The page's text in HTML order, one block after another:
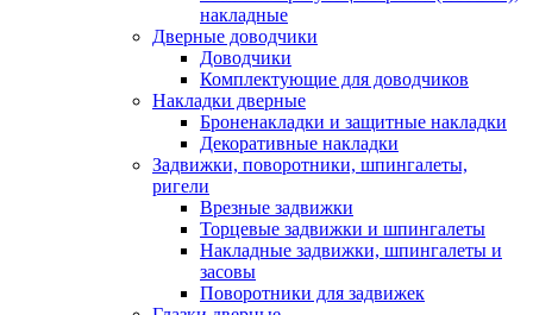
накладные
Дверные доводчики
Доводчики
Комплектующие для доводчиков
Накладки дверные
Броненакладки и защитные накладки
Декоративные накладки
Задвижки, поворотники, шпингалеты,
ригели
Врезные задвижки
Торцевые задвижки и шпингалеты
Накладные задвижки, шпингалеты и
засовы
Поворотники для задвижек